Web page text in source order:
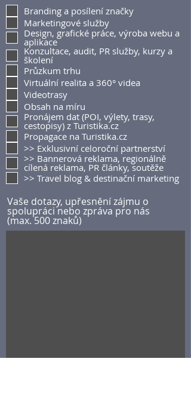
v
i
n
é
Branding a posílení značky
Marketingové služby
Design, grafické práce, výroba webu a
aplikace
Konzultace, audit, PR služby, kurzy a
školení
Průzkum trhu
Virtuální realita a 360° videa
Videotrasy
Obsah na míru
Pronájem dat (POI, výlety, trasy,
cestopisy) z Turistika.cz
Propagace na Turistika.cz
>> Exklusivní celoroční partnerství
>> Bannerová reklama, regionálně
cílená reklama, PR články, soutěže
>> Travel blog & destinační marketing
Vaše dotazy, upřesnění zájmu o
spolupráci nebo zpráva pro nás
(max. 500 znaků)